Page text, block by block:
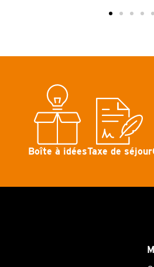
Boîte à idéesTaxe de séjour